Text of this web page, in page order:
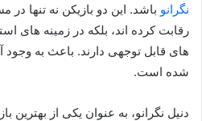
نگرانو باشد. این دو بازیکن نه تنها در
رقابت کرده‌ اند، بلکه در زمینه‌ های
های قابل توجهی دارند. باعث به
شده است.
دنیل نگرانو، به عنوان یکی از بهترین